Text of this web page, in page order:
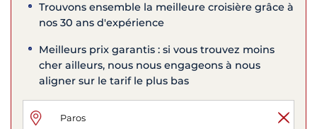
Trouvons ensemble la meilleure croisière grâce à
nos 30 ans d'expérience
Meilleurs prix garantis : si vous trouvez moins
cher ailleurs, nous nous engageons à nous
aligner sur le tarif le plus bas